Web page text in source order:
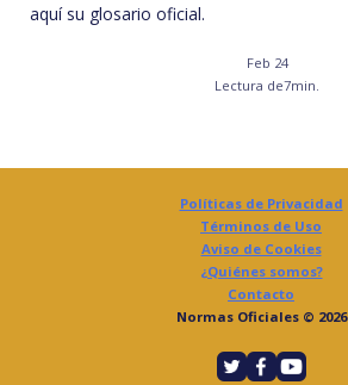
aquí su glosario oficial.
Feb 24
Lectura de7min.
Políticas de Privacidad
Términos de Uso
Aviso de Cookies
¿Quiénes somos?
Contacto
Normas Oficiales © 2026